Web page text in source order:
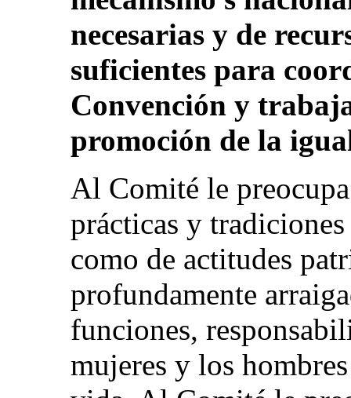
necesarias y de
suficientes para
Convención y
promoción de la
Al Comité le
prácticas y
como de actitudes
profundamente
funciones,
mujeres y los